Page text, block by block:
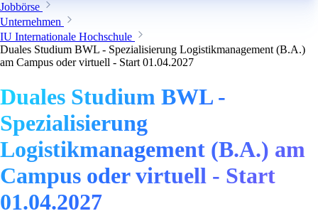
Jobbörse
Unternehmen
IU Internationale Hochschule
Duales Studium BWL - Spezialisierung Logistikmanagement (B.A.)
am Campus oder virtuell - Start 01.04.2027
Duales Studium BWL -
Spezialisierung
Logistikmanagement (B.A.) am
Campus oder virtuell - Start
01.04.2027